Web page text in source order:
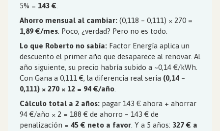
5% = 143 €
Ahorro mensual al cambiar: (0,118 – 0,111) × 270 =
1,89 €/mes . Poco, ¿verdad? Pero no es todo.
Lo que Roberto no sabía: Factor Energía aplica un
descuento el primer año que desaparece al renovar. Al
año siguiente, su precio habría subido a ~0,14 €/kWh.
Con Gana a 0,111 €, la diferencia real sería (0,14 –
0,111) × 270 × 12 = 94 €/año
Cálculo total a 2 años: pagar 143 € ahora + ahorrar
94 €/año × 2 = 188 € de ahorro – 143 € de
penalización = 45 € neto a favor . Y a 5 años: 327 € a